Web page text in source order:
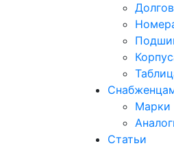
Марки
Статьи